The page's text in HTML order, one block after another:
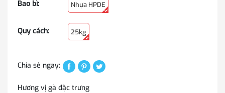
Bao bì: Nhựa HPDE
Quy cách: 25kg
Chia sẻ ngay:
Hương vị gà đặc trưng